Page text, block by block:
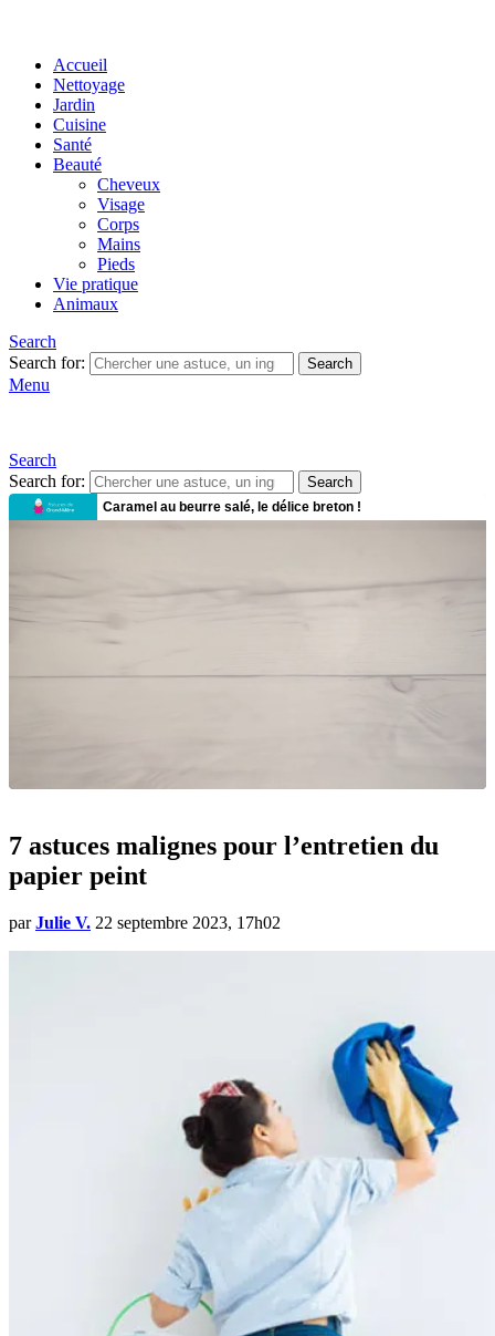
Accueil
Nettoyage
Jardin
Cuisine
Santé
Beauté
Cheveux
Visage
Corps
Mains
Pieds
Vie pratique
Animaux
Search
Search for:
Search
Menu
Search
Search for:
Search
7 astuces malignes pour l’entretien du
papier peint
par Julie V. 22 septembre 2023, 17h02